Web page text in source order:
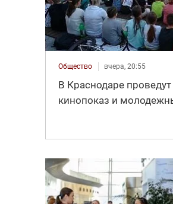
Общество вчера, 20:55
В Краснодаре
кинопоказ и